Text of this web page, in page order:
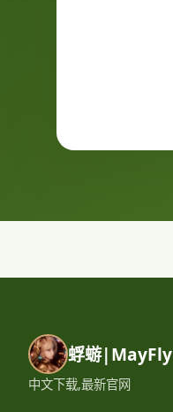
蜉蝣|MayFly
中文下载,最新官网